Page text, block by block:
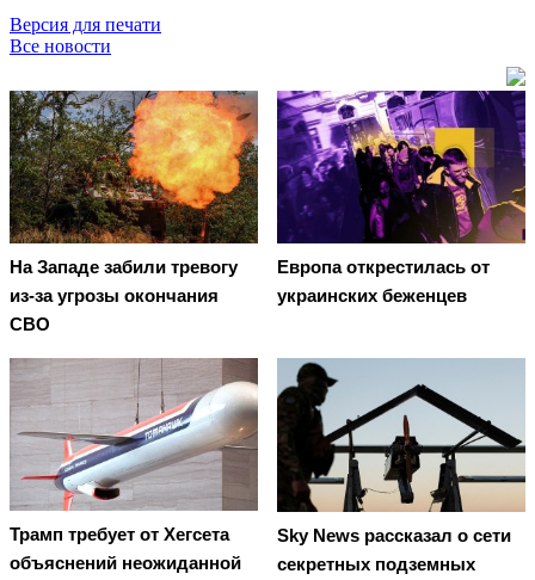
Версия для печати
Все новости
На Западе забили тревогу
из-за угрозы окончания
СВО
Европа открестилась от
украинских беженцев
Трамп требует от Хегсета
объяснений неожиданной
Sky News рассказал о сети
секретных подземных